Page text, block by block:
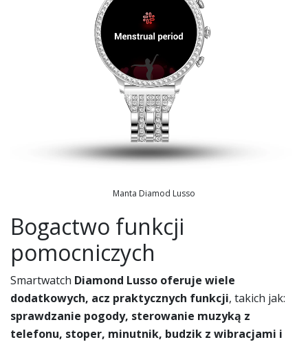
Manta Diamod Lusso
Bogactwo funkcji
pomocniczych
Smartwatch Diamond Lusso oferuje wiele
dodatkowych, acz praktycznych funkcji, takich jak:
sprawdzanie pogody, sterowanie muzyką z
telefonu, stoper, minutnik, budzik z wibracjami i